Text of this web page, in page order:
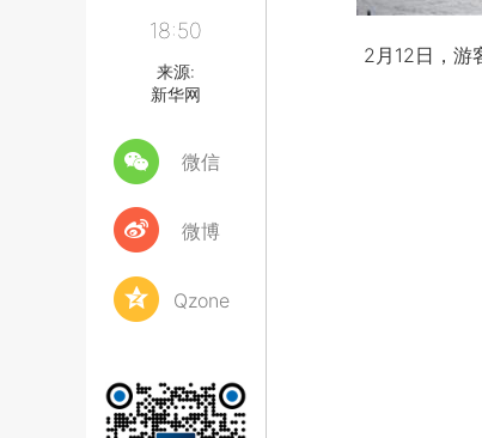
18:50
来源:
新华网
微信
微博
Qzone
2月12日，游客